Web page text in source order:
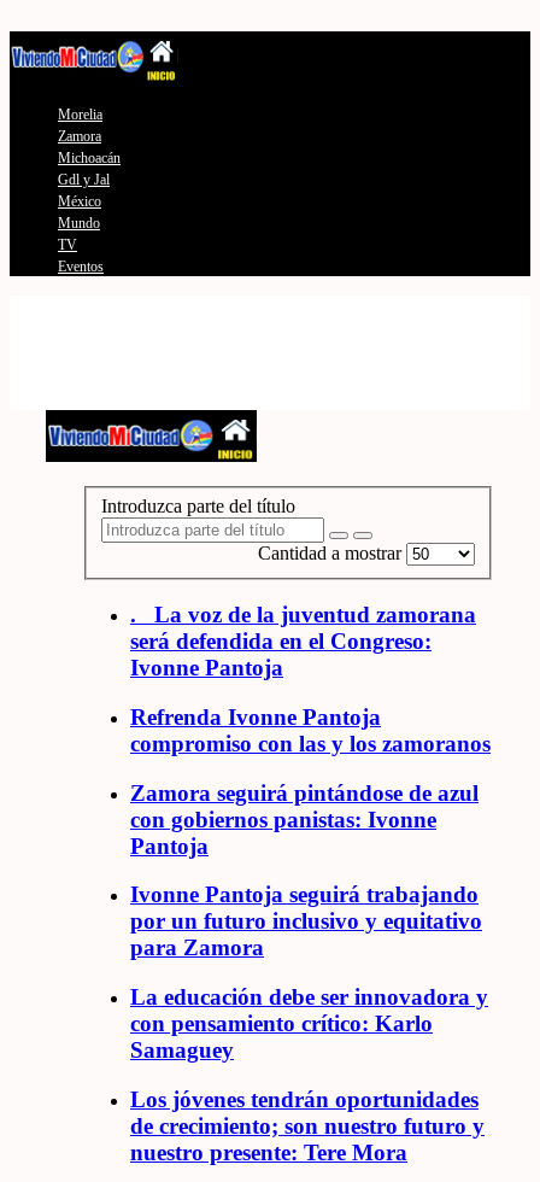
Morelia
Zamora
Michoacán
Gdl y Jal
México
Mundo
TV
Eventos
Introduzca parte del título
Cantidad a mostrar
. La voz de la juventud zamorana
será defendida en el Congreso:
Ivonne Pantoja
Refrenda Ivonne Pantoja
compromiso con las y los zamoranos
Zamora seguirá pintándose de azul
con gobiernos panistas: Ivonne
Pantoja
Ivonne Pantoja seguirá trabajando
por un futuro inclusivo y equitativo
para Zamora
La educación debe ser innovadora y
con pensamiento crítico: Karlo
Samaguey
Los jóvenes tendrán oportunidades
de crecimiento; son nuestro futuro y
nuestro presente: Tere Mora